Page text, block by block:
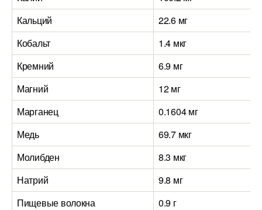
Кальций
22.6 мг
Кобальт
1.4 мкг
Кремний
6.9 мг
Магний
12 мг
Марганец
0.1604 мг
Медь
69.7 мкг
Молибден
8.3 мкг
Натрий
9.8 мг
Пищевые волокна
0.9 г